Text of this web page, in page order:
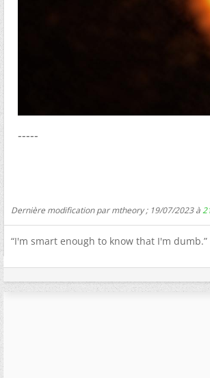
-----
Dernière modification par mtheory ; 19/07/2023 à
“I'm smart enough to know that I'm dumb.”